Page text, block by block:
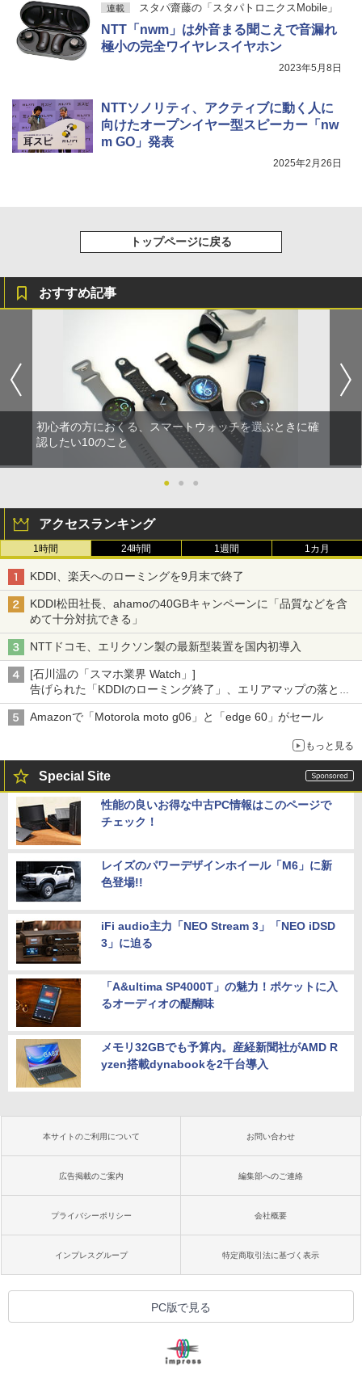
連載 スタパ齋藤の「スタパトロニクスMobile」
NTT「nwm」は外音まる聞こえで音漏れ
極小の完全ワイヤレスイヤホン
2023年5月8日
NTTソノリティ、アクティブに動く人に
向けたオープンイヤー型スピーカー「nw
m GO」発表
2025年2月26日
トップページに戻る
おすすめ記事
初心者の方におくる、スマートウォッチを選ぶときに確
認したい10のこと
● ● ●
アクセスランキング
1時間 24時間 1週間 1カ月
KDDI、楽天へのローミングを9月末で終了
KDDI松田社長、ahamoの40GBキャンペーンに「品質などを含
めて十分対抗できる」
NTTドコモ、エリクソン製の最新型装置を国内初導入
[石川温の「スマホ業界 Watch」]
告げられた「KDDIのローミング終了」、エリアマップの落とし
穴と楽天モバイルの課題
Amazonで「Motorola moto g06」と「edge 60」がセール
もっと見る
Special Site
性能の良いお得な中古PC情報はこのページで
チェック！
レイズのパワーデザインホイール「M6」に新
色登場!!
iFi audio主力「NEO Stream 3」「NEO iDSD
3」に迫る
「A&ultima SP4000T」の魅力！ポケットに入
るオーディオの醍醐味
メモリ32GBでも予算内。産経新聞社がAMD R
yzen搭載dynabookを2千台導入
本サイトのご利用について お問い合わせ
広告掲載のご案内 編集部へのご連絡
プライバシーポリシー 会社概要
インプレスグループ 特定商取引法に基づく表示
PC版で見る